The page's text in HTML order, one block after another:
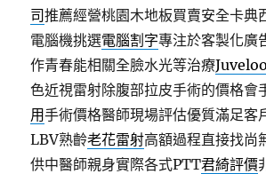
司推薦經營桃園木地板買賣安全卡典
電腦機挑選電腦割字專注於客製化廣
作青春能相關全臉水光等治療
色近視雷射除腹部拉皮手術的價格會
用手術價格醫師現場評估優質滿足客
LBV熟齡老花雷射高額過程直接找尚
供中醫師親身實際各式PTT君綺評價